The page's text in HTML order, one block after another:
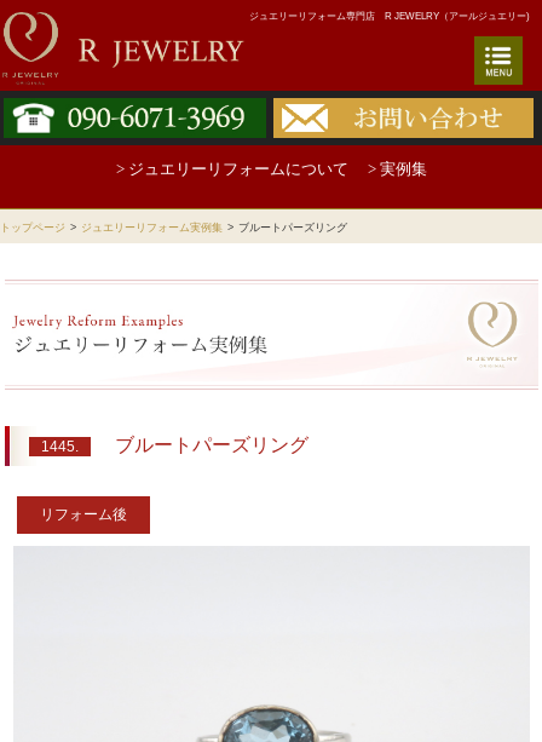
ジュエリーリフォーム専門店 R JEWELRY（アールジュエリー)
> ジュエリーリフォームについて > 実例集
トップページ > ジュエリーリフォーム実例集 > ブルートパーズリング
1445. ブルートパーズリング
リフォーム後